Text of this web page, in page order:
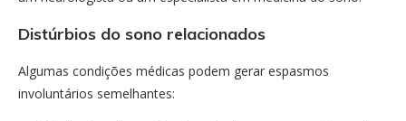
Distúrbios do sono relacionados
Algumas condições médicas podem gerar espasmos
involuntários semelhantes: